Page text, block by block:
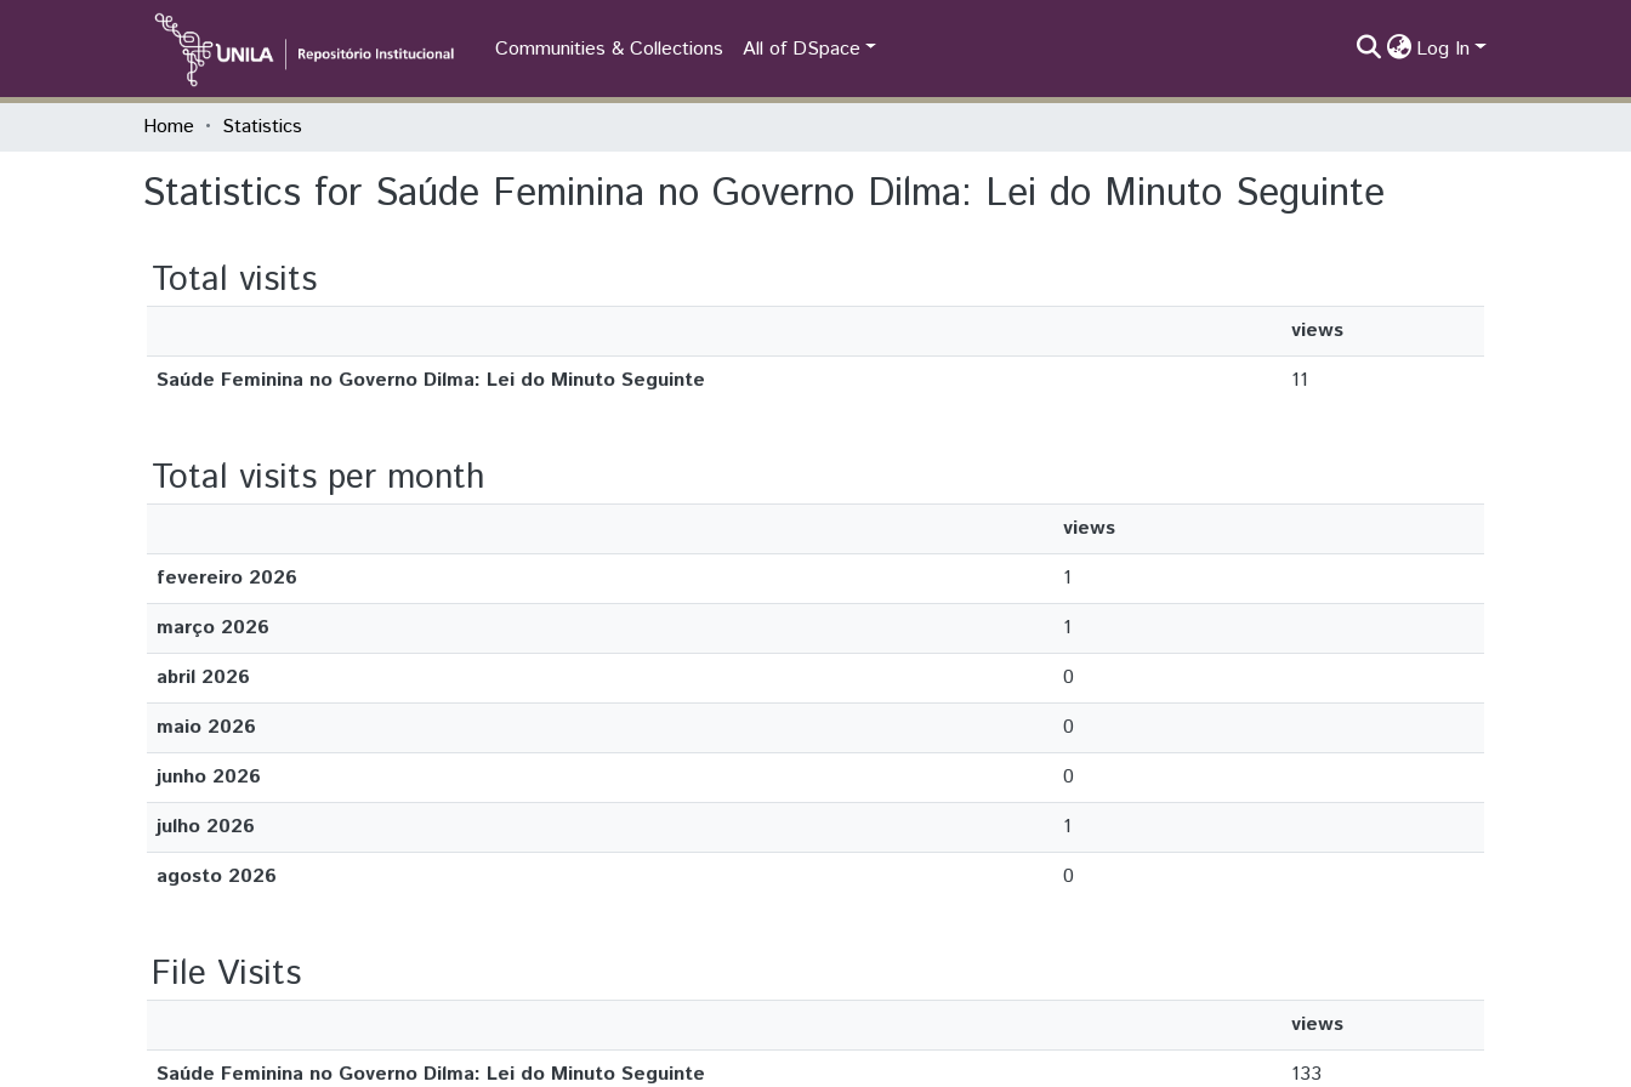
Communities & Collections All of DSpace Log In
Home Statistics
Statistics for Saúde Feminina no Governo Dilma: Lei do Minuto Seguinte
Total visits
views
Saúde Feminina no Governo Dilma: Lei do Minuto Seguinte
11
Total visits per month
views
fevereiro 2026
1
março 2026
1
abril 2026
0
maio 2026
0
junho 2026
0
julho 2026
1
agosto 2026
0
File Visits
views
Saúde Feminina no Governo Dilma: Lei do Minuto Seguinte
133